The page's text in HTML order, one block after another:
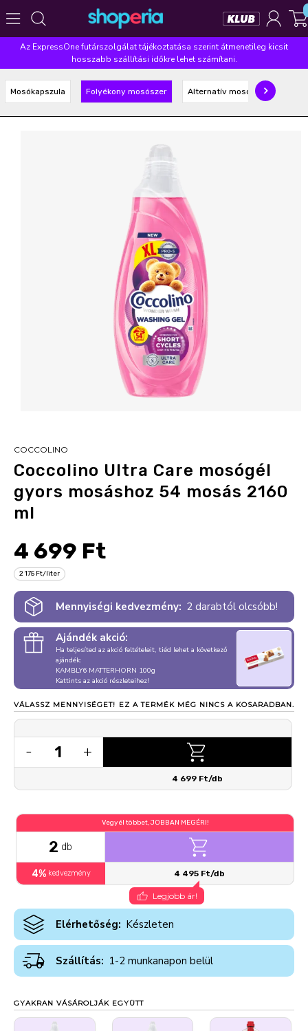
Népszerű kategóriák
Szépségápolás Élelmiszer Mosás Mosogatás
Takarítás Baba-mama Háztartás
Violeta
lenor finish pampers
Az ExpressOne futárszolgálat tájékoztatása szerint átmenetileg kicsit
hosszabb szállítási időkre lehet számítani.
Mosókapszula Folyékony mosószer Alternatív mosószer
COCCOLINO
Coccolino Ultra Care mosógél
gyors mosáshoz 54 mosás 2160
ml
4 699 Ft
2 175 Ft/liter
Mennyiségi kedvezmény: 2 darabtól olcsóbb!
Ajándék akció:
Ha teljesíted az akció feltételeit, tiéd lehet a következő
ajándék:
KAMBLY6 MATTERHORN 100g
Kattints az akció részleteihez!
VÁLASSZ MENNYISÉGET! EZ A TERMÉK MÉG NINCS A KOSARADBAN.
- 1 +
4 699 Ft/db
Vegyél többet, JOBBAN MEGÉRI!
2 db
4%kedvezmény 4 495 Ft/db
Legjobb ár!
Elérhetőség: Készleten
Szállítás: 1-2 munkanapon belül
GYAKRAN VÁSÁROLJÁK EGYÜTT